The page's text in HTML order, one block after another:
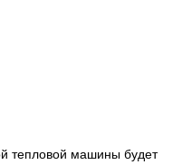
тепловой машины будет